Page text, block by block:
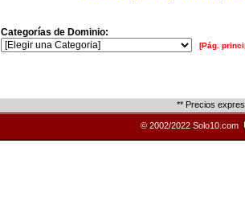
Categorías de Dominio:
[Pág.
** Precios
© 2002/2022 Solo10.com